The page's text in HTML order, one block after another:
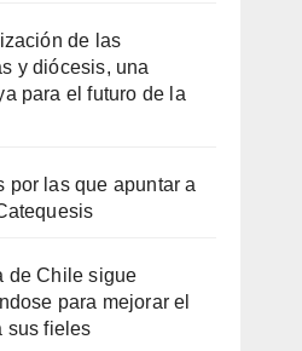
de las
y diócesis, una
para el futuro de la
por las que apuntar a
de Chile sigue
para mejorar el
sus fieles